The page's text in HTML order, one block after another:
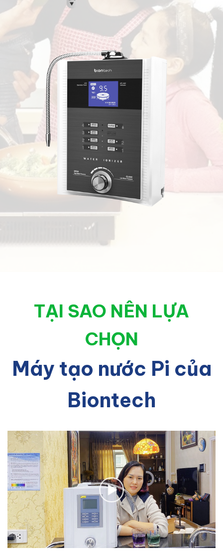
TẠI SAO NÊN LỰA
CHỌN
Máy tạo nước Pi của
Biontech